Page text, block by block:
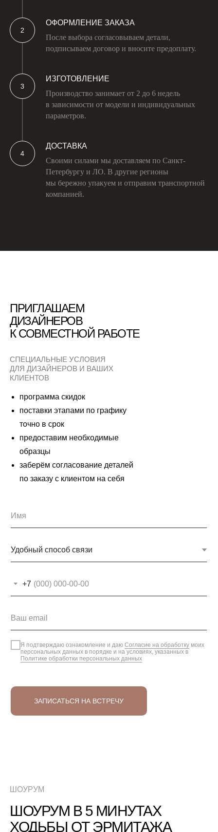
ОФОРМЛЕНИЕ ЗАКАЗА
После выбора согласовываем детали,
подписываем договор и вносите предоплату.
ИЗГОТОВЛЕНИЕ
Производство занимает от 2 до 6 недель
в зависимости от модели и индивидуальных
параметров.
ДОСТАВКА
Своими силами мы доставляем по Санкт-
Петербургу и ЛО. В другие регионы
мы бережно упакуем и отправим транспортной
компанией.
ПРИГЛАШАЕМ
ДИЗАЙНЕРОВ
К СОВМЕСТНОЙ РАБОТЕ
+7
Я подтверждаю ознакомление и даюСогласие на обработку моих
персональных данных в порядке и на условиях, указанных в
Политике обработки персональных данных
ЗАПИСАТЬСЯ НА ВСТРЕЧУ
СПЕЦИАЛЬНЫЕ УСЛОВИЯ
ДЛЯ ДИЗАЙНЕРОВ И ВАШИХ
КЛИЕНТОВ
программа скидок
поставки этапами по графику
точно в срок
предоставим необходимые
образцы
заберём согласование деталей
по заказу с клиентом на себя
ШОУРУМ
ШОУРУМ В 5 МИНУТАХ
ХОДЬБЫ ОТ ЭРМИТАЖА